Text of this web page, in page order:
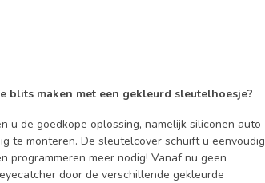
blits maken met een gekleurd sleutelhoesje?
de goedkope oplossing, namelijk siliconen auto
te monteren. De sleutelcover schuift u eenvoudig
programmeren meer nodig! Vanaf nu geen
door de verschillende gekleurde